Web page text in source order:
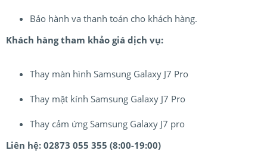
Bảo hành va thanh toán cho khách hàng.
Khách hàng tham khảo giá dịch vụ:
Thay màn hình Samsung Galaxy J7 Pro
Thay mặt kính Samsung Galaxy J7 Pro
Thay cảm ứng Samsung Galaxy J7 pro
Liên hệ: 02873 055 355 (8:00-19:00)